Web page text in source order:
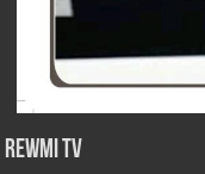
Rewmi TV